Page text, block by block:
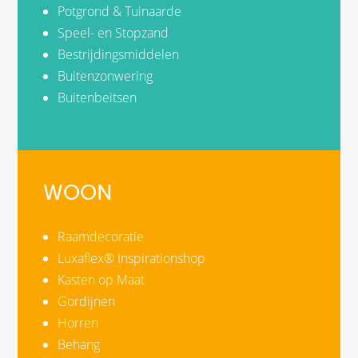
Potgrond & Tuinaarde
Speel- en Stopzand
Bestrijdingsmiddelen
Buitenzonwering
Buitenbeitsen
WOON
Raamdecoratie
Luxaflex® Inspirationshop
Kasten op Maat
Gordijnen
Horren
Behang